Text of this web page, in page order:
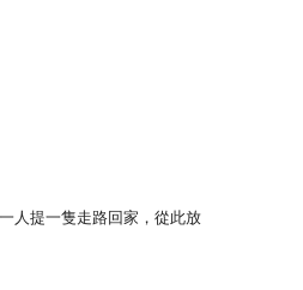
人提一隻走路回家，從此放